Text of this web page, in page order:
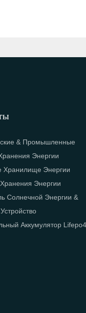
& Промышленные
Энергии
Хранилище Энергии
Энергии
Солнечной Энергии &
Аккумулятор Lifepo4